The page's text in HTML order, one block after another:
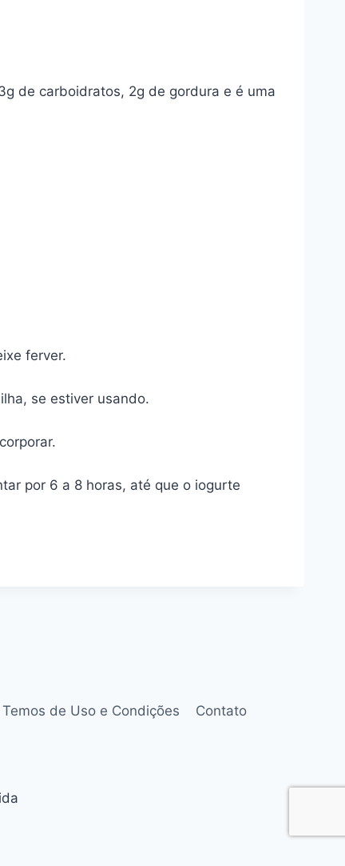
de carboidratos, 2g de gordura e é uma
ferver.
se estiver usando.
por 6 a 8 horas, até que o iogurte
Temos de Uso e Condições Contato